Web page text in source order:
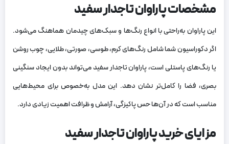
مشخصات پاراوان تاجدار سفید
این پاراوان به‌راحتی با انواع رنگ‌ها و سبک‌های چیدمان هماهنگ می‌شود.
اگر دکوراسیون شما شامل رنگ‌های کرم، طوسی، صورتی، طلایی، چوب روشن
یا رنگ‌های پاستلی است، پاراوان تاجدار سفید می‌تواند بدون ایجاد سنگینی
بصری، فضا را کامل‌تر نشان دهد. این مدل به‌خصوص برای محیط‌هایی
مناسب است که در آن‌ها حس پاکیزگی، آرامش و ظرافت اهمیت زیادی دارد.
مزایای خرید پاراوان تاجدار سفید